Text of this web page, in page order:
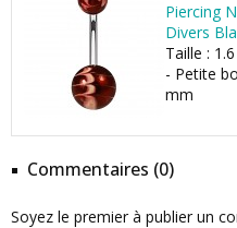
Piercing
Divers
Taille :
- Petite
mm
Commentaires (0)
Soyez le premier à publier un